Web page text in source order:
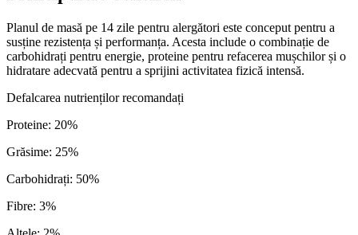
Planul de masă pe 14 zile pentru alergători este conceput pentru a
susține rezistența și performanța. Acesta include o combinație de
carbohidrați pentru energie, proteine pentru refacerea mușchilor și o
hidratare adecvată pentru a sprijini activitatea fizică intensă.
Defalcarea nutrienților recomandați
Proteine: 20%
Grăsime: 25%
Carbohidrați: 50%
Fibre: 3%